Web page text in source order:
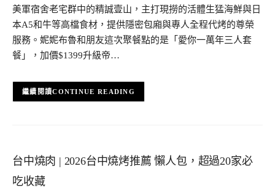
美軍宿舍老宅群中的精誠壹山，主打現撈的活體生猛海鮮與日
本A5和牛等高檔食材，提供隱密包廂與專人全程代烤的尊榮
服務。妮妮布魯和朋友這次聚餐點的是「愛你一萬年三人套
餐」，加價$1399升級帝…
CONTINUE READING
台中燒肉 | 2026台中燒烤推薦 懶人包，超過20家必
吃收藏